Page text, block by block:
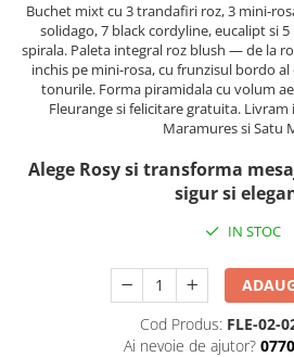
Buchet mixt cu 3 trandafiri roz, 3 mini-
solidago, 7 black cordyline, eucalipt si
spirala. Paleta integral roz blush — de la
inchis pe mini-rosa, cu frunzisul bordo
tonurile. Forma piramidala cu volum
Fleurange si felicitare gratuita. Livram
Maramures si Satu
Alege Rosy si transforma
sigur si
IN STOC
Cod Produs: FLE-02-
Ai nevoie de ajutor?